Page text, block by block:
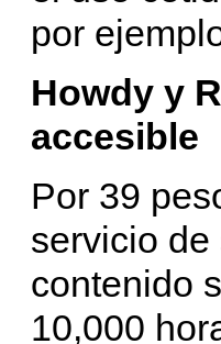
por
Howdy y
accesible
Por 39
servicio
contenido
10,000